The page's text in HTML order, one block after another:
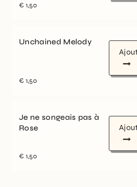
€ 1,50
Unchained Melody
€ 1,50
Je ne songeais pas à
Rose
€ 1,50